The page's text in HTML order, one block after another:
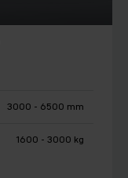
3000 - 6500 mm
1600 - 3000 kg